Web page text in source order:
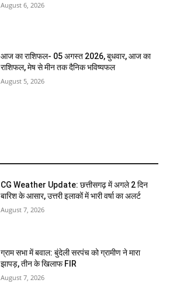
August 6, 2026
आज का राशिफल- 05 अगस्त 2026, बुधवार, आज का
राशिफल, मेष से मीन तक दैनिक भविष्यफल
August 5, 2026
CG Weather Update: छत्तीसगढ़ में अगले 2 दिन
बारिश के आसार, उत्तरी इलाकों में भारी वर्षा का अलर्ट
August 7, 2026
ग्राम सभा में बवाल: बुंदेली सरपंच को ग्रामीण ने मारा
झापड़, तीन के खिलाफ FIR
August 7, 2026